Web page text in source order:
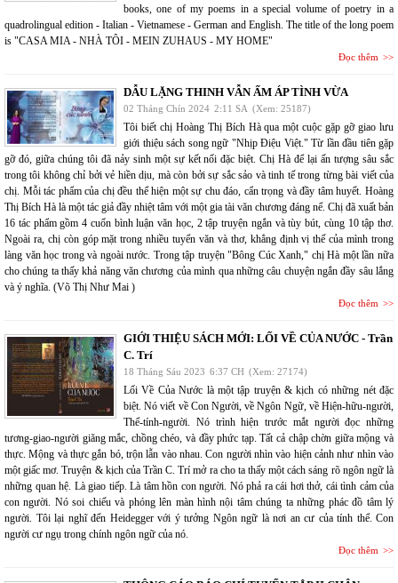
books, one of my poems in a special volume of poetry in a
quadrolingual edition - Italian - Vietnamese - German and English. The title of the long poem
is "CASA MIA - NHÀ TÔI - MEIN ZUHAUS - MY HOME"
Đọc thêm
DẪU LẶNG THINH VẪN ẤM ÁP TÌNH VỪA
02 Tháng Chín 2024 2:11 SA (Xem: 25187)
Tôi biết chị Hoàng Thị Bích Hà qua một cuộc gặp gỡ giao lưu
giới thiệu sách song ngữ "Nhịp Điệu Việt." Từ lần đầu tiên gặp
gỡ đó, giữa chúng tôi đã nảy sinh một sự kết nối đặc biệt. Chị Hà để lại ấn tượng sâu sắc
trong tôi không chỉ bởi vẻ hiền dịu, mà còn bởi sự sắc sảo và tinh tế trong từng bài viết của
chị. Mỗi tác phẩm của chị đều thể hiện một sự chu đáo, cẩn trọng và đầy tâm huyết. Hoàng
Thị Bích Hà là một tác giả đầy nhiệt tâm với một gia tài văn chương đáng nể. Chị đã xuất bản
16 tác phẩm gồm 4 cuốn bình luận văn học, 2 tập truyện ngắn và tùy bút, cùng 10 tập thơ.
Ngoài ra, chị còn góp mặt trong nhiều tuyển văn và thơ, khẳng định vị thế của mình trong
làng văn học trong và ngoài nước. Trong tập truyện "Bông Cúc Xanh," chị Hà một lần nữa
cho chúng ta thấy khả năng văn chương của mình qua những câu chuyện ngắn đầy sâu lắng
và ý nghĩa. (Võ Thị Như Mai )
Đọc thêm
GIỚI THIỆU SÁCH MỚI: LỐI VỀ CỦA NƯỚC - Trần
C. Trí
18 Tháng Sáu 2023 6:37 CH (Xem: 27174)
Lối Về Của Nước là một tập truyện & kịch có những nét đặc
biệt. Nó viết về Con Người, về Ngôn Ngữ, về Hiện-hữu-người,
Thể-tính-người. Nó trình hiện trước mắt người đọc những
tương-giao-người giăng mắc, chồng chéo, và đầy phức tạp. Tất cả chập chờn giữa mộng và
thực. Mộng và thực gắn bó, trộn lẫn vào nhau. Con người nhìn vào hiện cảnh như nhìn vào
một giấc mơ. Truyện & kịch của Trần C. Trí mở ra cho ta thấy một cách sáng rõ ngôn ngữ là
những quan hệ. Là giao tiếp. Là tâm hồn con người. Nó phả ra cái hơi thở, cái tình cảm của
con người. Nó soi chiếu và phóng lên màn hình nội tâm chúng ta những phác đồ tâm lý
người. Tôi lại nghĩ đến Heidegger với ý tưởng Ngôn ngữ là nơi an cư của tính thể. Con
người cư ngụ trong chính ngôn ngữ của nó.
Đọc thêm